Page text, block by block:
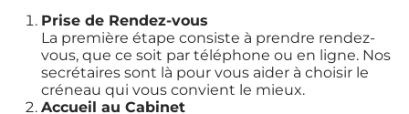
Prise de Rendez-vous
La première étape consiste à prendre rendez-
vous, que ce soit par téléphone ou en ligne. Nos
secrétaires sont là pour vous aider à choisir le
créneau qui vous convient le mieux.
Accueil au Cabinet